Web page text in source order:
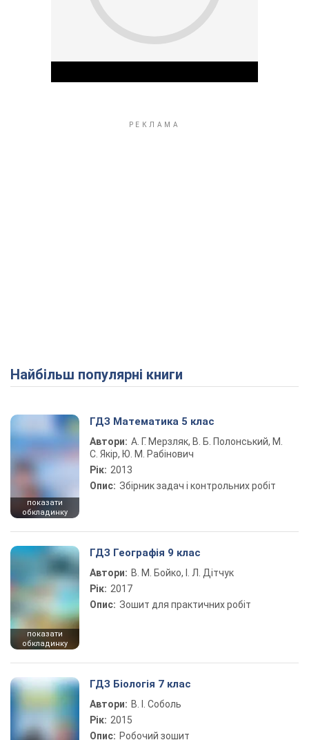
Найбільш популярні книги
показати
обкладинку
ГДЗ Математика 5 клас
Автори: А. Г. Мерзляк, В. Б. Полонський, М.
С. Якір, Ю. М. Рабінович
Рік: 2013
Опис: Збірник задач і контрольних робіт
показати
обкладинку
ГДЗ Географія 9 клас
Автори: В. М. Бойко, І. Л. Дітчук
Рік: 2017
Опис: Зошит для практичних робіт
ГДЗ Біологія 7 клас
Автори: В. І. Соболь
Рік: 2015
Опис: Робочий зошит